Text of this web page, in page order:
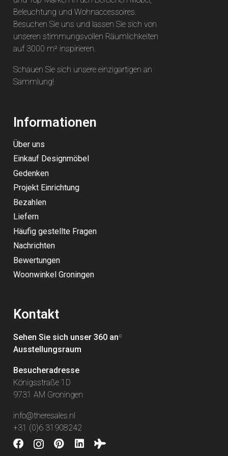
Beleuchtung und Wohnaccessoires.
Besuchen Sie uns und lassen Sie sich von
unseren stimmungsvollen Räumlichkeiten
auf 3000 m² inspirieren.
Schauen Sie sich unsere einzigartigen an
Sammlung!
Informationen
Über uns
Einkauf Designmöbel
Gedenken
Projekt Einrichtung
Bezahlen
Liefern
Häufig gestellte Fragen
Nachrichten
Bewertungen
Woonwinkel Groningen
Kontakt
Sehen Sie sich unser 360 anº
Ausstellungsraum
Besucheradresse
Königsstraße 1D
9731 AM Groningen
info@theresales.nl
+31 (0)6 31908242